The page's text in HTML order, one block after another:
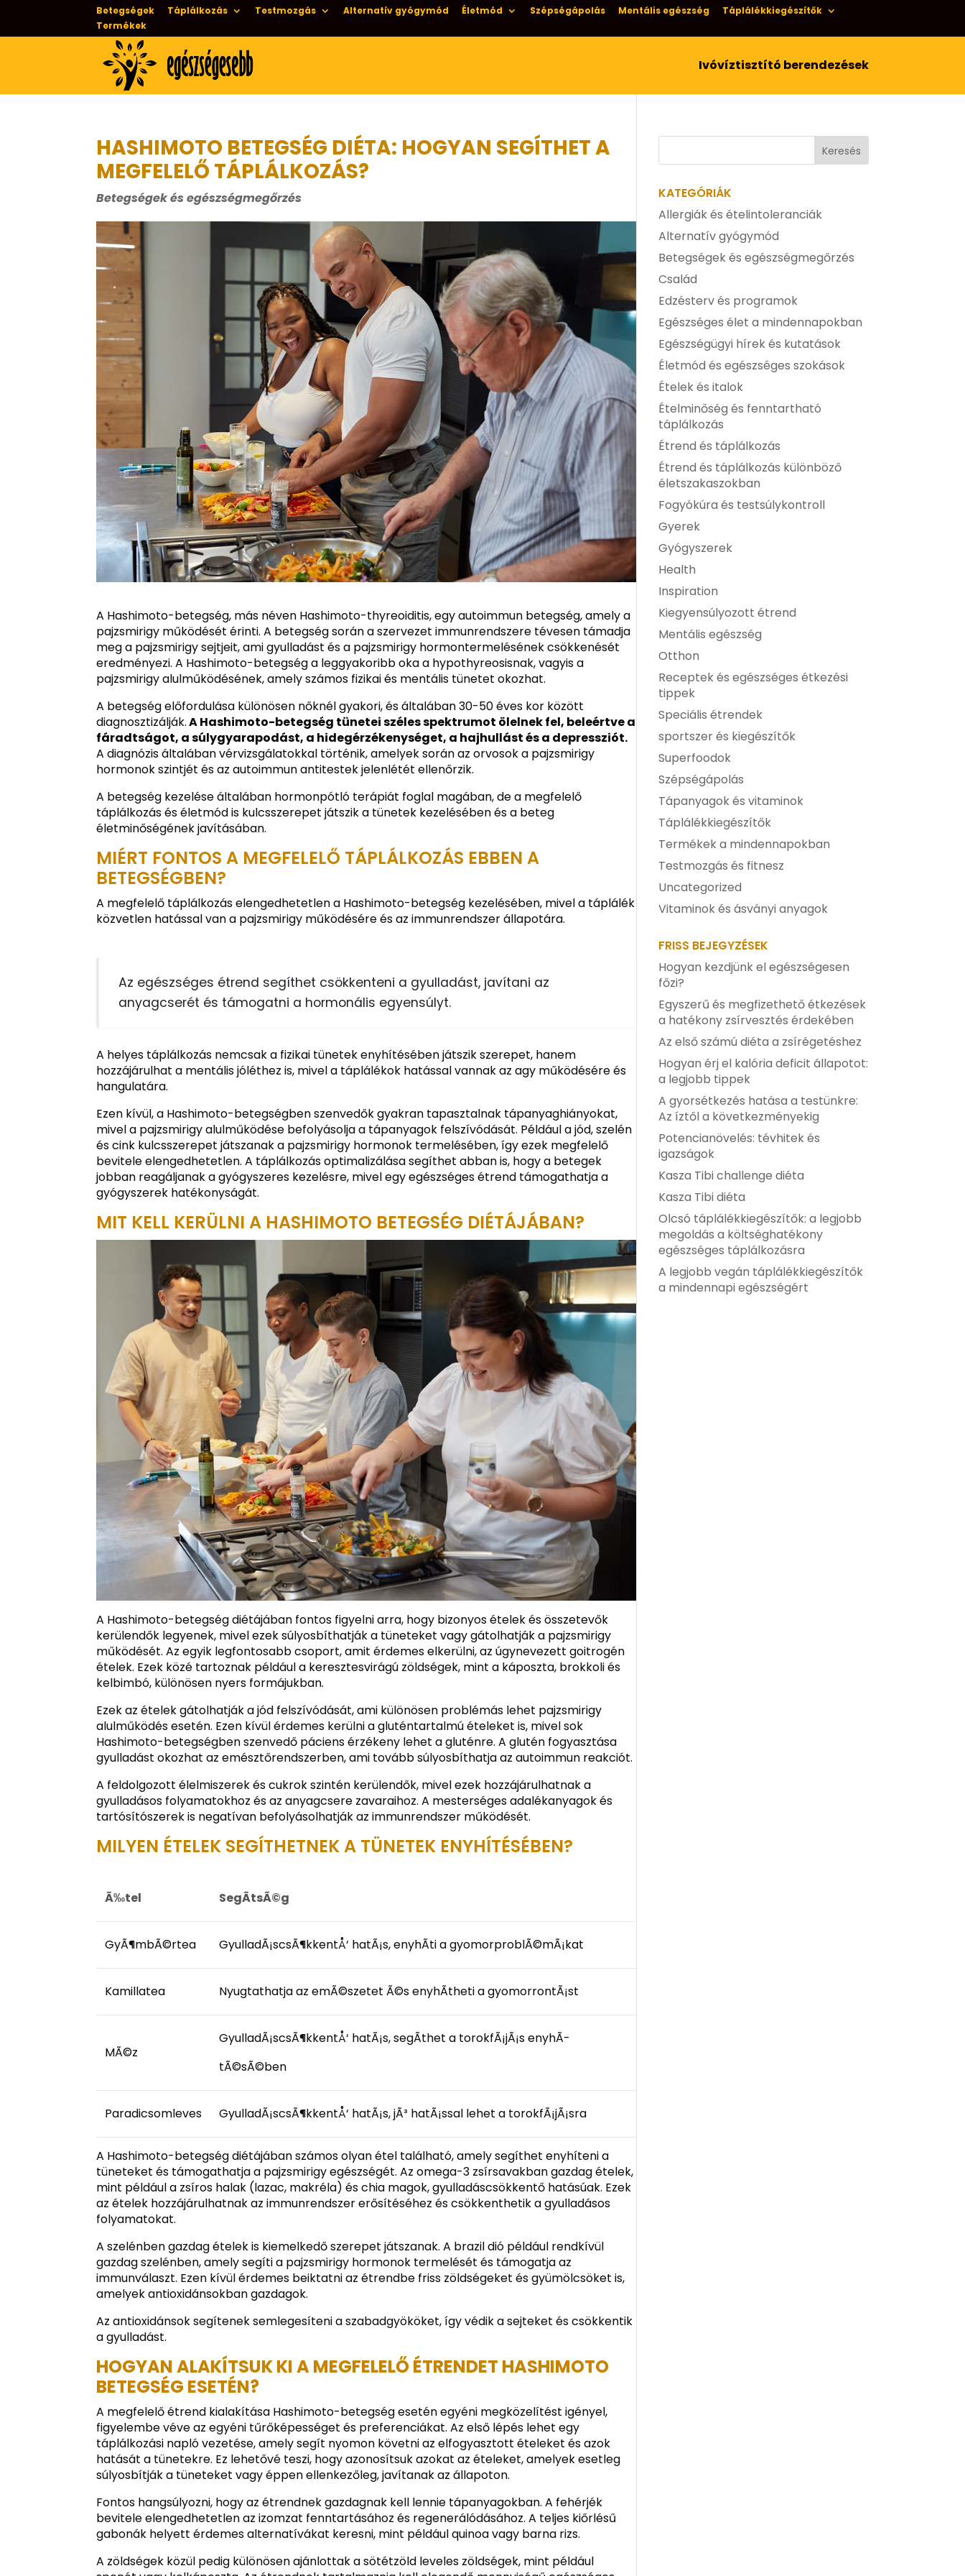
Betegségek Táplálkozás Testmozgás Alternatív gyógymód Életmód Szépségápolás Mentális egészség
Táplálékkiegészítők
Termékek
Ivóvíztisztító berendezések
HASHIMOTO BETEGSÉG DIÉTA: HOGYAN SEGÍTHET A
MEGFELELŐ TÁPLÁLKOZÁS?
Betegségek és egészségmegőrzés
A Hashimoto-betegség, más néven Hashimoto-thyreoiditis, egy autoimmun betegség, amely a
pajzsmirigy működését érinti. A betegség során a szervezet immunrendszere tévesen támadja
meg a pajzsmirigy sejtjeit, ami gyulladást és a pajzsmirigy hormontermelésének csökkenését
eredményezi. A Hashimoto-betegség a leggyakoribb oka a hypothyreosisnak, vagyis a
pajzsmirigy alulműködésének, amely számos fizikai és mentális tünetet okozhat.
A betegség előfordulása különösen nőknél gyakori, és általában 30-50 éves kor között
diagnosztizálják.A Hashimoto-betegség tünetei széles spektrumot ölelnek fel, beleértve a
fáradtságot, a súlygyarapodást, a hidegérzékenységet, a hajhullást és a depressziót.
A diagnózis általában vérvizsgálatokkal történik, amelyek során az orvosok a pajzsmirigy
hormonok szintjét és az autoimmun antitestek jelenlétét ellenőrzik.
A betegség kezelése általában hormonpótló terápiát foglal magában, de a megfelelő
táplálkozás és életmód is kulcsszerepet játszik a tünetek kezelésében és a beteg
életminőségének javításában.
MIÉRT FONTOS A MEGFELELŐ TÁPLÁLKOZÁS EBBEN A
BETEGSÉGBEN?
A megfelelő táplálkozás elengedhetetlen a Hashimoto-betegség kezelésében, mivel a táplálék
közvetlen hatással van a pajzsmirigy működésére és az immunrendszer állapotára.
Az egészséges étrend segíthet csökkenteni a gyulladást, javítani az
anyagcserét és támogatni a hormonális egyensúlyt.
A helyes táplálkozás nemcsak a fizikai tünetek enyhítésében játszik szerepet, hanem
hozzájárulhat a mentális jóléthez is, mivel a táplálékok hatással vannak az agy működésére és
hangulatára.
Ezen kívül, a Hashimoto-betegségben szenvedők gyakran tapasztalnak tápanyaghiányokat,
mivel a pajzsmirigy alulműködése befolyásolja a tápanyagok felszívódását. Például a jód, szelén
és cink kulcsszerepet játszanak a pajzsmirigy hormonok termelésében, így ezek megfelelő
bevitele elengedhetetlen. A táplálkozás optimalizálása segíthet abban is, hogy a betegek
jobban reagáljanak a gyógyszeres kezelésre, mivel egy egészséges étrend támogathatja a
gyógyszerek hatékonyságát.
MIT KELL KERÜLNI A HASHIMOTO BETEGSÉG DIÉTÁJÁBAN?
A Hashimoto-betegség diétájában fontos figyelni arra, hogy bizonyos ételek és összetevők
kerülendők legyenek, mivel ezek súlyosbíthatják a tüneteket vagy gátolhatják a pajzsmirigy
működését. Az egyik legfontosabb csoport, amit érdemes elkerülni, az úgynevezett goitrogén
ételek. Ezek közé tartoznak például a keresztesvirágú zöldségek, mint a káposzta, brokkoli és
kelbimbó, különösen nyers formájukban.
Ezek az ételek gátolhatják a jód felszívódását, ami különösen problémás lehet pajzsmirigy
alulműködés esetén. Ezen kívül érdemes kerülni a gluténtartalmú ételeket is, mivel sok
Hashimoto-betegségben szenvedő páciens érzékeny lehet a gluténre. A glutén fogyasztása
gyulladást okozhat az emésztőrendszerben, ami tovább súlyosbíthatja az autoimmun reakciót.
A feldolgozott élelmiszerek és cukrok szintén kerülendők, mivel ezek hozzájárulhatnak a
gyulladásos folyamatokhoz és az anyagcsere zavaraihoz. A mesterséges adalékanyagok és
tartósítószerek is negatívan befolyásolhatják az immunrendszer működését.
MILYEN ÉTELEK SEGÍTHETNEK A TÜNETEK ENYHÍTÉSÉBEN?
Ã‰tel SegÃ­tsÃ©g
GyÃ¶mbÃ©rtea GyulladÃ¡scsÃ¶kkentÅ‘ hatÃ¡s, enyhÃ­ti a gyomorproblÃ©mÃ¡kat
Kamillatea Nyugtathatja az emÃ©szetet Ã©s enyhÃ­theti a gyomorrontÃ¡st
MÃ©z
GyulladÃ¡scsÃ¶kkentÅ‘ hatÃ¡s, segÃ­thet a torokfÃ¡jÃ¡s enyhÃ­
tÃ©sÃ©ben
Paradicsomleves GyulladÃ¡scsÃ¶kkentÅ‘ hatÃ¡s, jÃ³ hatÃ¡ssal lehet a torokfÃ¡jÃ¡sra
A Hashimoto-betegség diétájában számos olyan étel található, amely segíthet enyhíteni a
tüneteket és támogathatja a pajzsmirigy egészségét. Az omega-3 zsírsavakban gazdag ételek,
mint például a zsíros halak (lazac, makréla) és chia magok, gyulladáscsökkentő hatásúak. Ezek
az ételek hozzájárulhatnak az immunrendszer erősítéséhez és csökkenthetik a gyulladásos
folyamatokat.
A szelénben gazdag ételek is kiemelkedő szerepet játszanak. A brazil dió például rendkívül
gazdag szelénben, amely segíti a pajzsmirigy hormonok termelését és támogatja az
immunválaszt. Ezen kívül érdemes beiktatni az étrendbe friss zöldségeket és gyümölcsöket is,
amelyek antioxidánsokban gazdagok.
Az antioxidánsok segítenek semlegesíteni a szabadgyököket, így védik a sejteket és csökkentik
a gyulladást.
HOGYAN ALAKÍTSUK KI A MEGFELELŐ ÉTRENDET HASHIMOTO
BETEGSÉG ESETÉN?
A megfelelő étrend kialakítása Hashimoto-betegség esetén egyéni megközelítést igényel,
figyelembe véve az egyéni tűrőképességet és preferenciákat. Az első lépés lehet egy
táplálkozási napló vezetése, amely segít nyomon követni az elfogyasztott ételeket és azok
hatását a tünetekre. Ez lehetővé teszi, hogy azonosítsuk azokat az ételeket, amelyek esetleg
súlyosbítják a tüneteket vagy éppen ellenkezőleg, javítanak az állapoton.
Fontos hangsúlyozni, hogy az étrendnek gazdagnak kell lennie tápanyagokban. A fehérjék
bevitele elengedhetetlen az izomzat fenntartásához és regenerálódásához. A teljes kiőrlésű
gabonák helyett érdemes alternatívákat keresni, mint például quinoa vagy barna rizs.
A zöldségek közül pedig különösen ajánlottak a sötétzöld leveles zöldségek, mint például
KATEGÓRIÁK
Allergiák és ételintoleranciák
Alternatív gyógymód
Betegségek és egészségmegőrzés
Család
Edzésterv és programok
Egészséges élet a mindennapokban
Egészségügyi hírek és kutatások
Életmód és egészséges szokások
Ételek és italok
Ételminőség és fenntartható
táplálkozás
Étrend és táplálkozás
Étrend és táplálkozás különböző
életszakaszokban
Fogyókúra és testsúlykontroll
Gyerek
Gyógyszerek
Health
Inspiration
Kiegyensúlyozott étrend
Mentális egészség
Otthon
Receptek és egészséges étkezési
tippek
Speciális étrendek
sportszer és kiegészítők
Superfoodok
Szépségápolás
Tápanyagok és vitaminok
Táplálékkiegészítők
Termékek a mindennapokban
Testmozgás és fitnesz
Uncategorized
Vitaminok és ásványi anyagok
FRISS BEJEGYZÉSEK
Hogyan kezdjünk el egészségesen
főzi?
Egyszerű és megfizethető étkezések
a hatékony zsírvesztés érdekében
Az első számú diéta a zsírégetéshez
Hogyan érj el kalória deficit állapotot:
a legjobb tippek
A gyorsétkezés hatása a testünkre:
Az íztől a következményekig
Potencianövelés: tévhitek és
igazságok
Kasza Tibi challenge diéta
Kasza Tibi diéta
Olcsó táplálékkiegészítők: a legjobb
megoldás a költséghatékony
egészséges táplálkozásra
A legjobb vegán táplálékkiegészítők
a mindennapi egészségért